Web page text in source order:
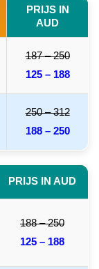
PRIJS IN
AUD
187 – 250
125 – 188
250 – 312
188 – 250
PRIJS IN AUD
188 – 250
125 – 188